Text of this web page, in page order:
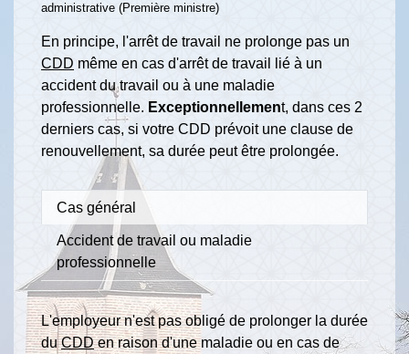
administrative (Première ministre)
En principe, l'arrêt de travail ne prolonge pas un
CDD même en cas d'arrêt de travail lié à un
accident du travail ou à une maladie
professionnelle. Exceptionnellement, dans ces 2
derniers cas, si votre CDD prévoit une clause de
renouvellement, sa durée peut être prolongée.
Cas général
Accident de travail ou maladie
professionnelle
L'employeur n'est pas obligé de prolonger la durée
duCDDen raison d'une maladie ou en cas de